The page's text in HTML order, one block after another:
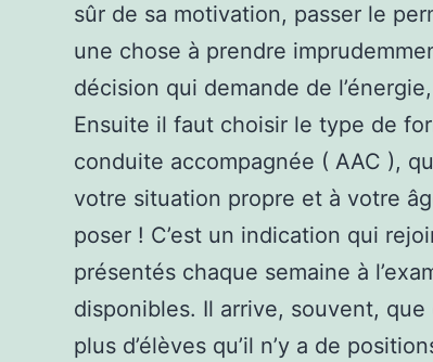
sûr de sa motivation, passer le
une chose à prendre
décision qui demande de
Ensuite il faut choisir le type de
conduite accompagnée ( AAC ),
votre situation propre et à votre
poser ! C’est un indication qui
présentés chaque semaine à
disponibles. Il arrive, souvent,
plus d’élèves qu’il n’y a de